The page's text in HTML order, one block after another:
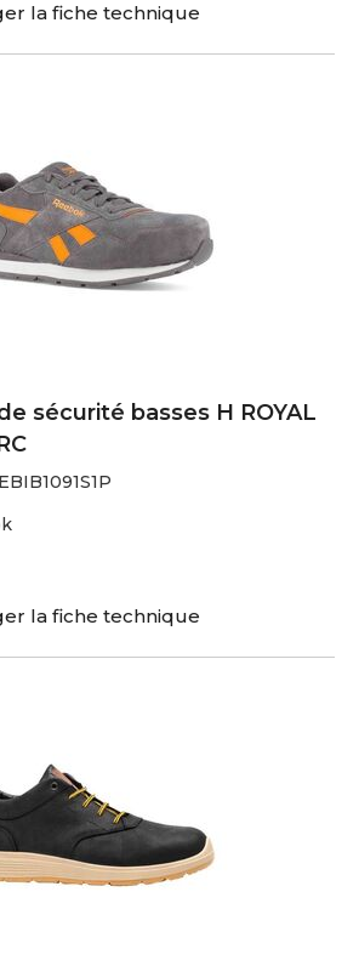
la fiche technique
sécurité basses H ROYAL
la fiche technique